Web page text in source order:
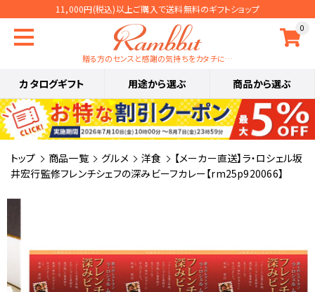
11,000円(税込)以上ご購入で送料無料のギフトショップ
0
贈る方のセンスと感謝の気持ちをカタチに…
カタログギフト 用途から選ぶ 商品から選ぶ
トップ 商品一覧 グルメ 洋食
【メーカー直送】ラ・ロシェル坂
井宏行監修フレンチシェフの深みビーフカレー【rm25p920066】